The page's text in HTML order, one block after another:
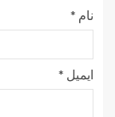
نام *
ایمیل *